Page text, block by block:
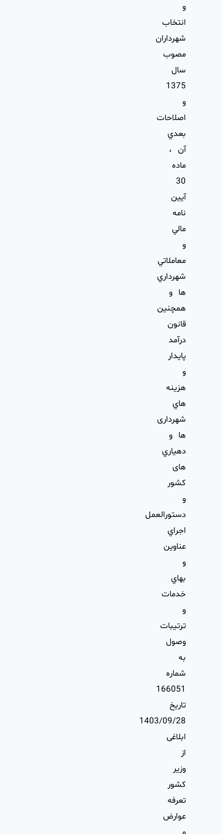
و
انتخاب
شهرداران
مصوب
سال
1375
و
اصلاحات
بعدي
آن ،
ماده
30
آيين
نامه
مالي
و
معاملاتي
شهرداري
ها و
همچنين
قانون
درآمد
پايدار
و
هزينه
هاي
شهرداری
ها و
دهياري
های
كشور
و
دستورالعمل
اجراي
عناوين
و
بهاي
خدمات
و
ترتيبات
وصول
به
شماره
166051
تاريخ
1403/09/28
ابلاغی
از
وزير
كشور
تعرفه
عوارض